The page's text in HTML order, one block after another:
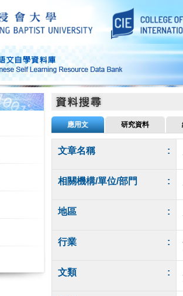
應用文 研究資料
文章名稱 :
相關機構/單位/部門 :
地區 :
行業 :
文類 :